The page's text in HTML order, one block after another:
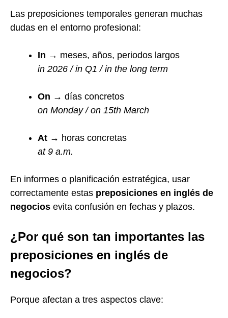
Las preposiciones temporales generan muchas
dudas en el entorno profesional:
In → meses, años, periodos largos
in 2026 / in Q1 / in the long term
On → días concretos
on Monday / on 15th March
At → horas concretas
at 9 a.m.
En informes o planificación estratégica, usar
correctamente estas preposiciones en inglés de
negocios evita confusión en fechas y plazos.
¿Por qué son tan importantes las
preposiciones en inglés de
negocios?
Porque afectan a tres aspectos clave: